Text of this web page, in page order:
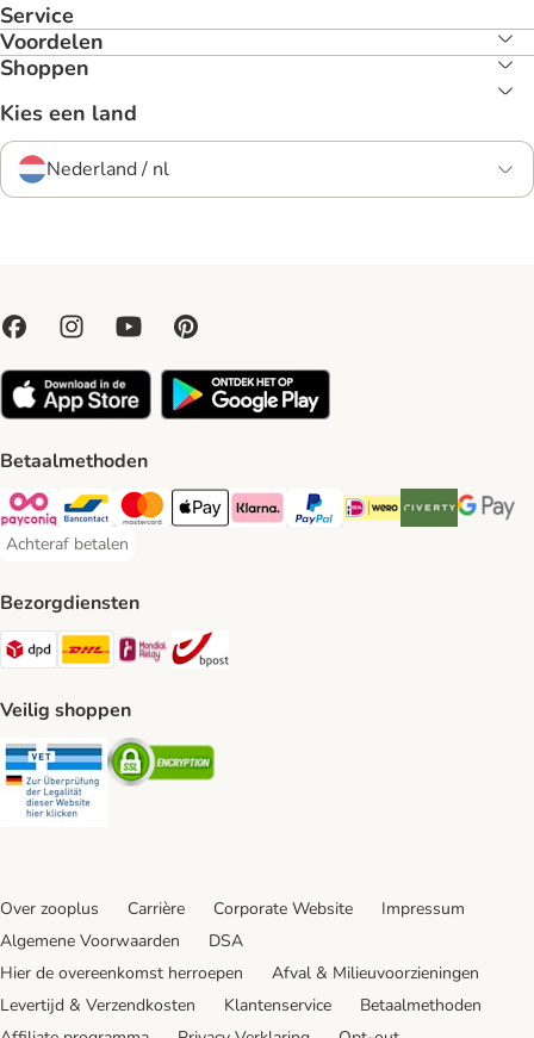
Service
Voordelen
Shoppen
Kies een land
Nederland / nl
Betaalmethoden
Payconiq Payment Method
Bancontact Payment Method
Mastercard Payment Method
Apple Pay Payment Method
Klarna Payment Method
PayPal Payment Method
iDeal Payment Method
Riverty Payment
Google
Achteraf betalen
Achteraf betalen Payment Method
Bezorgdiensten
Dpd Shipping Method
DHL Shipping Method
Mondial Relay Shipping Method
Veilig shoppen
Security Security
Over zooplus Carrière Corporate Website
Impressum
Algemene Voorwaarden
DSA
Hier de overeenkomst herroepen
Afval & Milieuvoorzieningen
Levertijd & Verzendkosten
Klantenservice
Betaalmethoden